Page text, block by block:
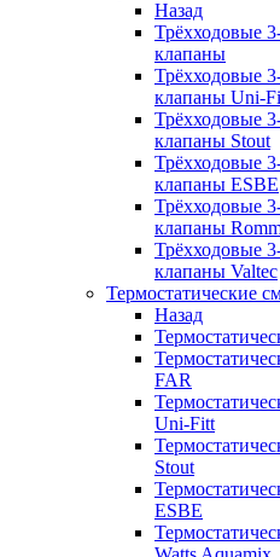
Назад
Трёхходовые
клапаны
Трёхходовые
клапаны Uni-
Трёхходовые
клапаны Stout
Трёхходовые
клапаны ESBE
Трёхходовые
клапаны
Трёхходовые
клапаны Valtec
Термостатические
Назад
FAR
Uni-Fitt
Stout
ESBE